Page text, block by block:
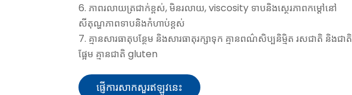
6. ភាពរលាយត្រជាក់ខ្ពស់, មិនរលាយ, viscosity ទាបនិងស្ថេរភាពកម្ដៅនៅ
សីតុណ្ហភាពទាបនិងកំហាប់ខ្ពស់
7. គ្មានសារធាតុបន្ថែម និងសារធាតុរក្សាទុក គ្មានពណ៌សិប្បនិម្មិត រសជាតិ និងជាតិ
ផ្អែម គ្មានជាតិ gluten
ផ្ញើការសាកសួរឥឡូវនេះ